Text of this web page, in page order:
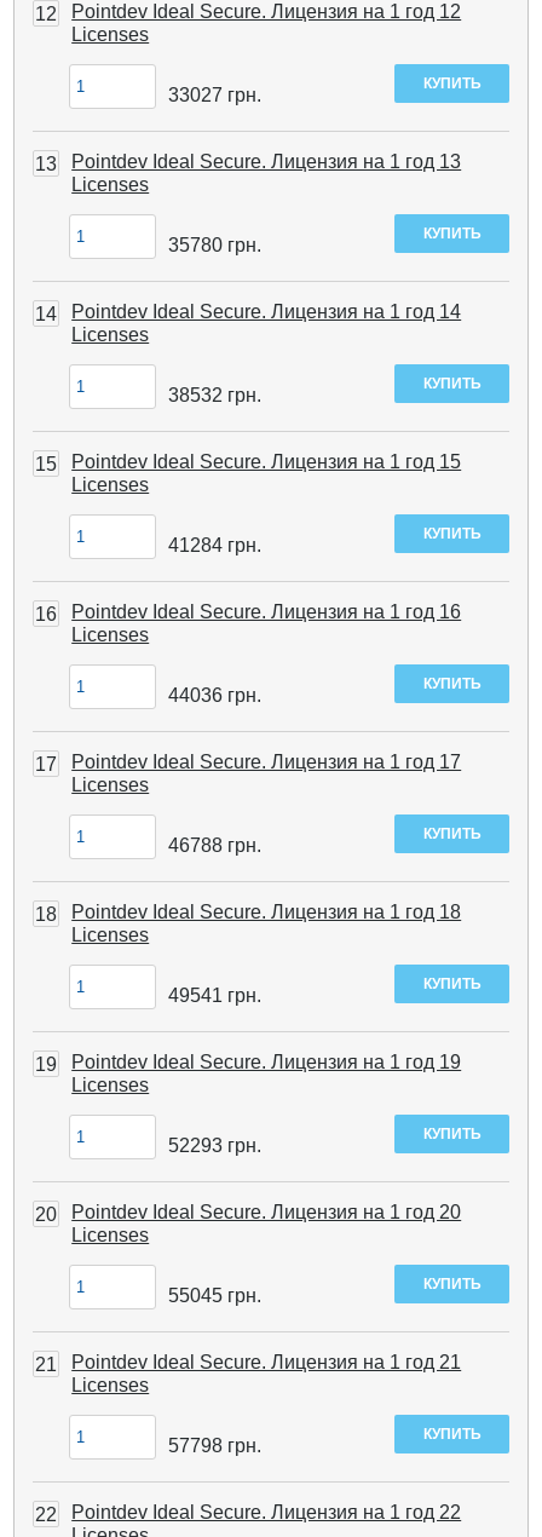
12
Pointdev Ideal Secure. Лицензия на 1 год 12
Licenses
33027 грн.
13
Pointdev Ideal Secure. Лицензия на 1 год 13
Licenses
35780 грн.
14
Pointdev Ideal Secure. Лицензия на 1 год 14
Licenses
38532 грн.
15
Pointdev Ideal Secure. Лицензия на 1 год 15
Licenses
41284 грн.
16
Pointdev Ideal Secure. Лицензия на 1 год 16
Licenses
44036 грн.
17
Pointdev Ideal Secure. Лицензия на 1 год 17
Licenses
46788 грн.
18
Pointdev Ideal Secure. Лицензия на 1 год 18
Licenses
49541 грн.
19
Pointdev Ideal Secure. Лицензия на 1 год 19
Licenses
52293 грн.
20
Pointdev Ideal Secure. Лицензия на 1 год 20
Licenses
55045 грн.
21
Pointdev Ideal Secure. Лицензия на 1 год 21
Licenses
57798 грн.
22
Pointdev Ideal Secure. Лицензия на 1 год 22